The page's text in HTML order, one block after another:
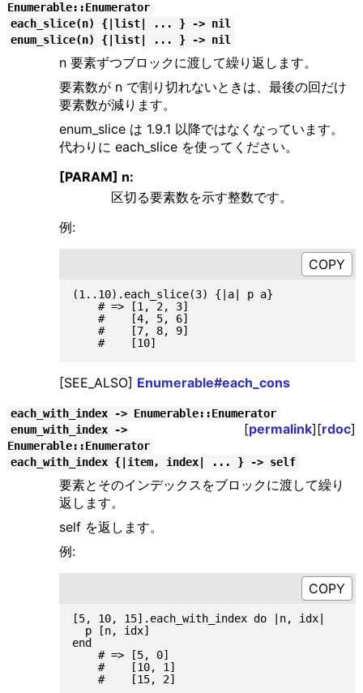
Enumerable::Enumerator
each_slice(n) {|list| ... } -> nil
enum_slice(n) {|list| ... } -> nil
n 要素ずつブロックに渡して繰り返します。
要素数が n で割り切れないときは、最後の回だけ
要素数が減ります。
enum_slice は 1.9.1 以降ではなくなっています。
代わりに each_slice を使ってください。
[PARAM] n:
区切る要素数を示す整数です。
例:
(1..10).each_slice(3) {|a| p a}
    # => [1, 2, 3]
    #    [4, 5, 6]
    #    [7, 8, 9]
[SEE_ALSO] Enumerable#each_cons
each_with_index -> Enumerable::Enumerator
[permalink][rdoc]
enum_with_index ->
Enumerable::Enumerator
each_with_index {|item, index| ... } -> self
要素とそのインデックスをブロックに渡して繰り
返します。
self を返します。
例:
[5, 10, 15].each_with_index do |n, idx|
  p [n, idx]
end
    # => [5, 0]
    #    [10, 1]